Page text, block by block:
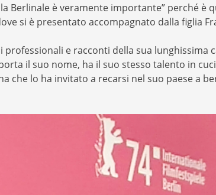
Berlinale è veramente importante” perché
si è presentato accompagnato dalla figlia
e racconti della sua lunghissima
il suo nome, ha il suo stesso talento in
che lo ha invitato a recarsi nel suo paese a